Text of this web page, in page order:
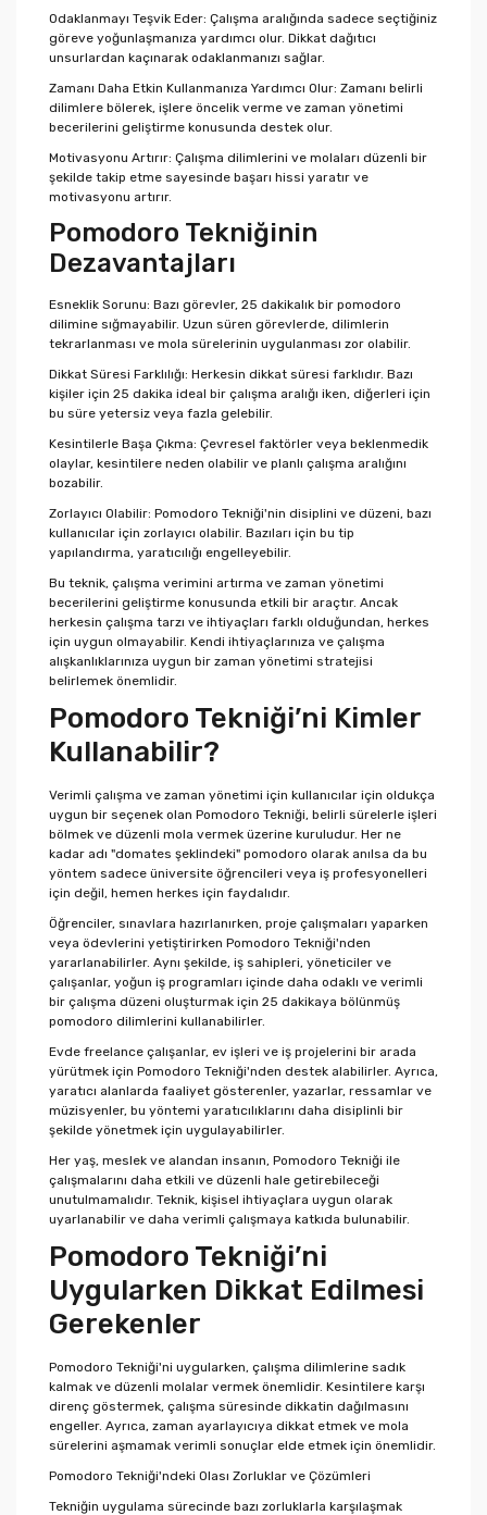
Odaklanmayı Teşvik Eder: Çalışma aralığında sadece seçtiğiniz
göreve yoğunlaşmanıza yardımcı olur. Dikkat dağıtıcı
unsurlardan kaçınarak odaklanmanızı sağlar.
Zamanı Daha Etkin Kullanmanıza Yardımcı Olur: Zamanı belirli
dilimlere bölerek, işlere öncelik verme ve zaman yönetimi
becerilerini geliştirme konusunda destek olur.
Motivasyonu Artırır: Çalışma dilimlerini ve molaları düzenli bir
şekilde takip etme sayesinde başarı hissi yaratır ve
motivasyonu artırır.
Pomodoro Tekniğinin
Dezavantajları
Esneklik Sorunu: Bazı görevler, 25 dakikalık bir pomodoro
dilimine sığmayabilir. Uzun süren görevlerde, dilimlerin
tekrarlanması ve mola sürelerinin uygulanması zor olabilir.
Dikkat Süresi Farklılığı: Herkesin dikkat süresi farklıdır. Bazı
kişiler için 25 dakika ideal bir çalışma aralığı iken, diğerleri için
bu süre yetersiz veya fazla gelebilir.
Kesintilerle Başa Çıkma: Çevresel faktörler veya beklenmedik
olaylar, kesintilere neden olabilir ve planlı çalışma aralığını
bozabilir.
Zorlayıcı Olabilir: Pomodoro Tekniği'nin disiplini ve düzeni, bazı
kullanıcılar için zorlayıcı olabilir. Bazıları için bu tip
yapılandırma, yaratıcılığı engelleyebilir.
Bu teknik, çalışma verimini artırma ve zaman yönetimi
becerilerini geliştirme konusunda etkili bir araçtır. Ancak
herkesin çalışma tarzı ve ihtiyaçları farklı olduğundan, herkes
için uygun olmayabilir. Kendi ihtiyaçlarınıza ve çalışma
alışkanlıklarınıza uygun bir zaman yönetimi stratejisi
belirlemek önemlidir.
Pomodoro Tekniği’ni Kimler
Kullanabilir?
Verimli çalışma ve zaman yönetimi için kullanıcılar için oldukça
uygun bir seçenek olan Pomodoro Tekniği, belirli sürelerle işleri
bölmek ve düzenli mola vermek üzerine kuruludur. Her ne
kadar adı "domates şeklindeki" pomodoro olarak anılsa da bu
yöntem sadece üniversite öğrencileri veya iş profesyonelleri
için değil, hemen herkes için faydalıdır.
Öğrenciler, sınavlara hazırlanırken, proje çalışmaları yaparken
veya ödevlerini yetiştirirken Pomodoro Tekniği'nden
yararlanabilirler. Aynı şekilde, iş sahipleri, yöneticiler ve
çalışanlar, yoğun iş programları içinde daha odaklı ve verimli
bir çalışma düzeni oluşturmak için 25 dakikaya bölünmüş
pomodoro dilimlerini kullanabilirler.
Evde freelance çalışanlar, ev işleri ve iş projelerini bir arada
yürütmek için Pomodoro Tekniği'nden destek alabilirler. Ayrıca,
yaratıcı alanlarda faaliyet gösterenler, yazarlar, ressamlar ve
müzisyenler, bu yöntemi yaratıcılıklarını daha disiplinli bir
şekilde yönetmek için uygulayabilirler.
Her yaş, meslek ve alandan insanın, Pomodoro Tekniği ile
çalışmalarını daha etkili ve düzenli hale getirebileceği
unutulmamalıdır. Teknik, kişisel ihtiyaçlara uygun olarak
uyarlanabilir ve daha verimli çalışmaya katkıda bulunabilir.
Pomodoro Tekniği’ni
Uygularken Dikkat Edilmesi
Gerekenler
Pomodoro Tekniği'ni uygularken, çalışma dilimlerine sadık
kalmak ve düzenli molalar vermek önemlidir. Kesintilere karşı
direnç göstermek, çalışma süresinde dikkatin dağılmasını
engeller. Ayrıca, zaman ayarlayıcıya dikkat etmek ve mola
sürelerini aşmamak verimli sonuçlar elde etmek için önemlidir.
Pomodoro Tekniği'ndeki Olası Zorluklar ve Çözümleri
Tekniğin uygulama sürecinde bazı zorluklarla karşılaşmak